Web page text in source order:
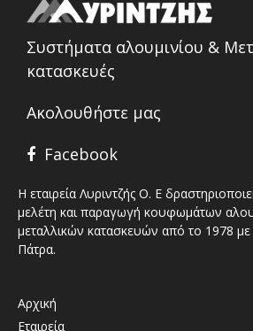
Συστήματα αλουμινίου &
κατασκευές
Ακολουθήστε μας
Facebook
Η εταιρεία Λυριντζής Ο. Ε
μελέτη και παραγωγή κουφωμάτων
μεταλλικών κατασκευών από το 1978 με
Πάτρα.
Αρχική
Εταιρεία